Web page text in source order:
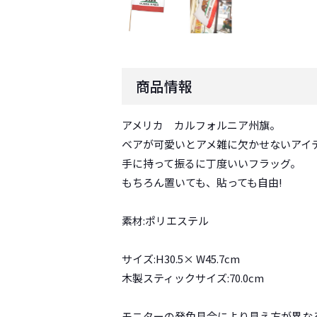
商品情報
アメリカ カルフォルニア州旗。
ベアが可愛いとアメ雑に欠かせないアイ
手に持って振るに丁度いいフラッグ。
もちろん置いても、貼っても自由!
素材:ポリエステル
サイズ:H30.5× W45.7cm
木製スティックサイズ:70.0cm